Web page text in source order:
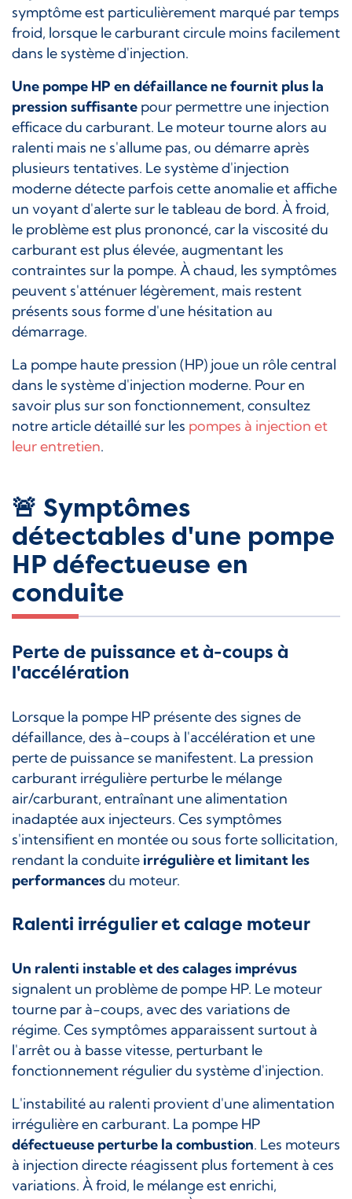
symptôme est particulièrement marqué par temps
froid, lorsque le carburant circule moins facilement
dans le système d'injection.
Une pompe HP en défaillance ne fournit plus la
pression suffisante pour permettre une injection
efficace du carburant. Le moteur tourne alors au
ralenti mais ne s'allume pas, ou démarre après
plusieurs tentatives. Le système d'injection
moderne détecte parfois cette anomalie et affiche
un voyant d'alerte sur le tableau de bord. À froid,
le problème est plus prononcé, car la viscosité du
carburant est plus élevée, augmentant les
contraintes sur la pompe. À chaud, les symptômes
peuvent s'atténuer légèrement, mais restent
présents sous forme d'une hésitation au
démarrage.
La pompe haute pression (HP) joue un rôle central
dans le système d'injection moderne. Pour en
savoir plus sur son fonctionnement, consultez
notre article détaillé sur les pompes à injection et
leur entretien.
🚨 Symptômes
détectables d'une pompe
HP défectueuse en
conduite
Perte de puissance et à-coups à
l'accélération
Lorsque la pompe HP présente des signes de
défaillance, des à-coups à l'accélération et une
perte de puissance se manifestent. La pression
carburant irrégulière perturbe le mélange
air/carburant, entraînant une alimentation
inadaptée aux injecteurs. Ces symptômes
s'intensifient en montée ou sous forte sollicitation,
rendant la conduite irrégulière et limitant les
performancesdu moteur.
Ralenti irrégulier et calage moteur
Un ralenti instable et des calages imprévus
signalent un problème de pompe HP. Le moteur
tourne par à-coups, avec des variations de
régime. Ces symptômes apparaissent surtout à
l'arrêt ou à basse vitesse, perturbant le
fonctionnement régulier du système d'injection.
L'instabilité au ralenti provient d'une alimentation
irrégulière en carburant. La pompe HP
défectueuse perturbe la combustion. Les moteurs
à injection directe réagissent plus fortement à ces
variations. À froid, le mélange est enrichi,